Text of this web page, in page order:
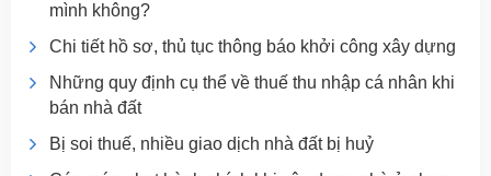
mình không?
Chi tiết hồ sơ, thủ tục thông báo khởi công xây dựng
Những quy định cụ thể về thuế thu nhập cá nhân khi
bán nhà đất
Bị soi thuế, nhiều giao dịch nhà đất bị huỷ